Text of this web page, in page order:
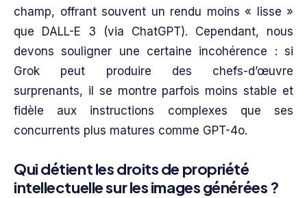
champ, offrant souvent un rendu moins « lisse »
que DALL-E 3 (via ChatGPT). Cependant, nous
devons souligner une certaine incohérence : si
Grok peut produire des chefs-d’œuvre
surprenants, il se montre parfois moins stable et
fidèle aux instructions complexes que ses
concurrents plus matures comme GPT-4o.
Qui détient les droits de propriété
intellectuelle sur les images générées ?